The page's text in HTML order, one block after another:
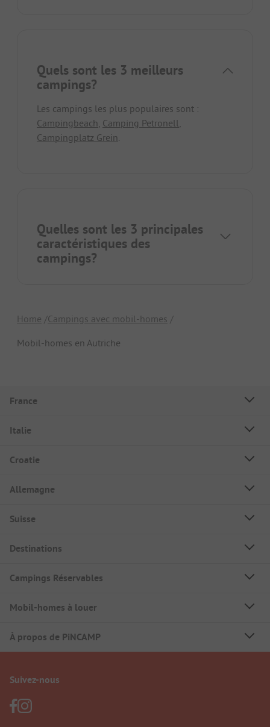
Quels sont les 3 meilleurs
campings?
Les campings les plus populaires sont :
Campingbeach Camping Petronell
Campingplatz Grein
Quelles sont les 3 principales
caractéristiques des
campings?
Home Campings avec mobil-homes
Mobil-homes en Autriche
France
Italie
Croatie
Allemagne
Suisse
Destinations
Campings Réservables
Mobil-homes à louer
À propos de PiNCAMP
Suivez-nous